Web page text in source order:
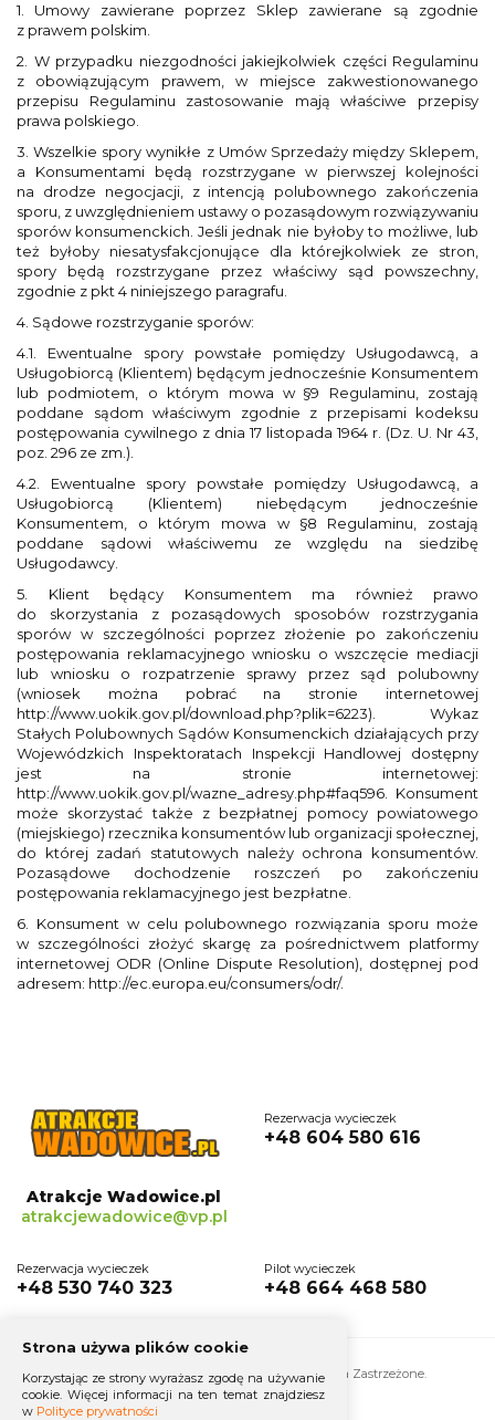
1. Umowy zawierane poprzez Sklep zawierane są zgodnie
z prawem polskim.
2. W przypadku niezgodności jakiejkolwiek części Regulaminu
z obowiązującym prawem, w miejsce zakwestionowanego
przepisu Regulaminu zastosowanie mają właściwe przepisy
prawa polskiego.
3. Wszelkie spory wynikłe z Umów Sprzedaży między Sklepem,
a Konsumentami będą rozstrzygane w pierwszej kolejności
na drodze negocjacji, z intencją polubownego zakończenia
sporu, z uwzględnieniem ustawy o pozasądowym rozwiązywaniu
sporów konsumenckich. Jeśli jednak nie byłoby to możliwe, lub
też byłoby niesatysfakcjonujące dla którejkolwiek ze stron,
spory będą rozstrzygane przez właściwy sąd powszechny,
zgodnie z pkt 4 niniejszego paragrafu.
4. Sądowe rozstrzyganie sporów:
4.1. Ewentualne spory powstałe pomiędzy Usługodawcą, a
Usługobiorcą (Klientem) będącym jednocześnie Konsumentem
lub podmiotem, o którym mowa w §9 Regulaminu, zostają
poddane sądom właściwym zgodnie z przepisami kodeksu
postępowania cywilnego z dnia 17 listopada 1964 r. (Dz. U. Nr 43,
poz. 296 ze zm.).
4.2. Ewentualne spory powstałe pomiędzy Usługodawcą, a
Usługobiorcą (Klientem) niebędącym jednocześnie
Konsumentem, o którym mowa w §8 Regulaminu, zostają
poddane sądowi właściwemu ze względu na siedzibę
Usługodawcy.
5. Klient będący Konsumentem ma również prawo
do skorzystania z pozasądowych sposobów rozstrzygania
sporów w szczególności poprzez złożenie po zakończeniu
postępowania reklamacyjnego wniosku o wszczęcie mediacji
lub wniosku o rozpatrzenie sprawy przez sąd polubowny
(wniosek można pobrać na stronie internetowej
http://www.uokik.gov.pl/download.php?plik=6223). Wykaz
Stałych Polubownych Sądów Konsumenckich działających przy
Wojewódzkich Inspektoratach Inspekcji Handlowej dostępny
jest na stronie internetowej:
http://www.uokik.gov.pl/wazne_adresy.php#faq596. Konsument
może skorzystać także z bezpłatnej pomocy powiatowego
(miejskiego) rzecznika konsumentów lub organizacji społecznej,
do której zadań statutowych należy ochrona konsumentów.
Pozasądowe dochodzenie roszczeń po zakończeniu
postępowania reklamacyjnego jest bezpłatne.
6. Konsument w celu polubownego rozwiązania sporu może
w szczególności złożyć skargę za pośrednictwem platformy
internetowej ODR (Online Dispute Resolution), dostępnej pod
adresem: http://ec.europa.eu/consumers/odr/.
Atrakcje Wadowice.pl
atrakcjewadowice@vp.pl
Rezerwacja wycieczek
+48 604 580 616
Rezerwacja wycieczek
+48 530 740 323
Pilot wycieczek
+48 664 468 580
AtrakcjeWadowice.pl 2016-2026. Wszelkie Prawa Zastrzeżone.
Strona używa plików cookie
Korzystając ze strony wyrażasz zgodę na używanie
cookie. Więcej informacji na ten temat znajdziesz
w Polityce prywatności